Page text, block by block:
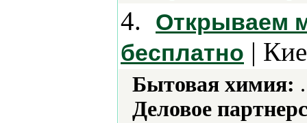
4.
Открываем
бесплатно |
Бытовая химия: .
Деловое